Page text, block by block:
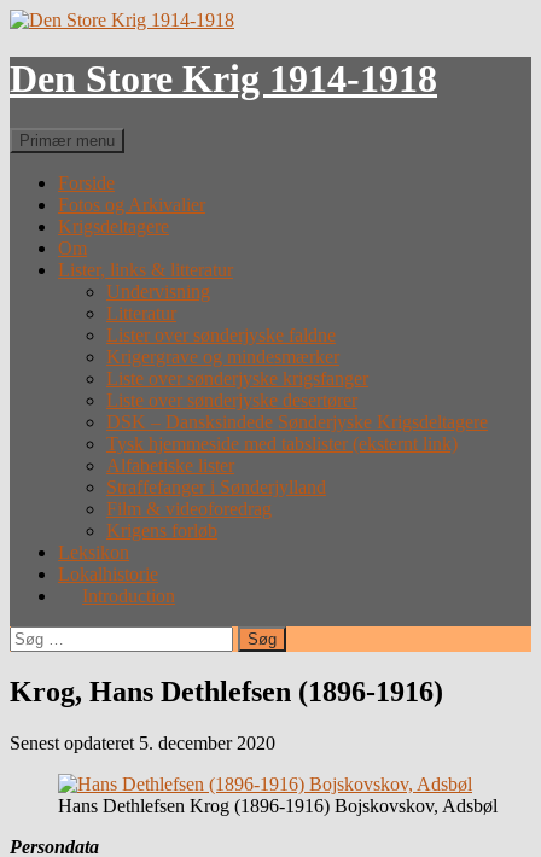
Hop
indhold
Den Store Krig 1914-1918
Søg
Primær menu
Forside
Fotos og Arkivalier
Krigsdeltagere
Om
Lister, links & litteratur
Undervisning
Litteratur
Lister over sønderjyske faldne
Krigergrave og mindesmærker
Liste over sønderjyske krigsfanger
Liste over sønderjyske desertører
DSK – Dansksindede Sønderjyske Krigsdeltagere
Tysk hjemmeside med tabslister (eksternt link)
Alfabetiske lister
Straffefanger i Sønderjylland
Film & videoforedrag
Krigens forløb
Leksikon
Lokalhistorie
Introduction
Søg
efter:
Krog, Hans Dethlefsen (1896-1916)
Senest opdateret 5. december 2020
Hans Dethlefsen Krog (1896-1916) Bojskovskov, Adsbøl
Persondata